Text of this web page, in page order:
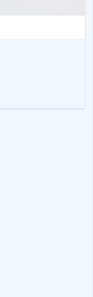
файлы,
вместе с